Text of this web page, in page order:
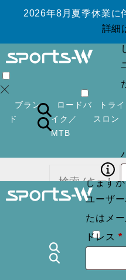
2026年8月夏季休業に
詳細
ブラン
ド
ロードバ
イク／
MTB
トラ
スロン
検索
ログイン
ウントを
します
ユーザー
たはメ
ドレス *必